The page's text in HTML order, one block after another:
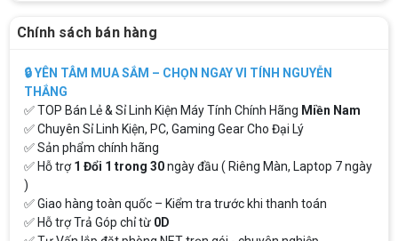
Chính sách bán hàng
🔒 YÊN TÂM MUA SẮM – CHỌN NGAY VI TÍNH NGUYỄN
THẮNG
✅ TOP Bán Lẻ & Sỉ Linh Kiện Máy Tính Chính Hãng Miền Nam
✅ Chuyên Sỉ Linh Kiện, PC, Gaming Gear Cho Đại Lý
✅ Sản phẩm chính hãng
✅ Hỗ trợ1 Đổi 1 trong 30ngày đầu ( Riêng Màn, Laptop 7 ngày
)
✅ Giao hàng toàn quốc – Kiểm tra trước khi thanh toán
✅ Hỗ trợ Trả Góp chỉ từ 0D